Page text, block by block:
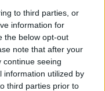
to third parties, or
information for
the below opt-out
note that after your
continue seeing
information utilized by
third parties prior to